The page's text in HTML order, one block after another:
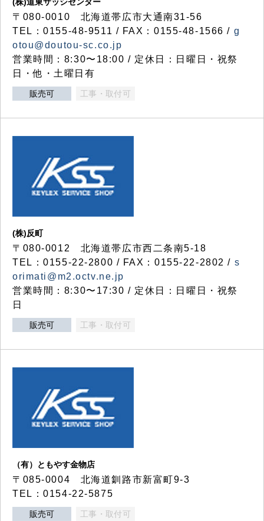
〒080-0010 北海道帯広市大通南31-56
TEL：0155-48-9511 / FAX：0155-48-1566 / g
otou@doutou-sc.co.jp
営業時間：8:30〜18:00 / 定休日：日曜日・祝祭
日・他・土曜日有
販売可 工事・取付可
(株)反町
〒080-0012 北海道帯広市西二条南5-18
TEL：0155-22-2800 / FAX：0155-22-2802 / s
orimati@m2.octv.ne.jp
営業時間：8:30〜17:30 / 定休日：日曜日・祝祭
日
販売可 工事・取付可
（有）ともやす金物店
〒085-0004 北海道釧路市新富町9-3
TEL：0154-22-5875
販売可 工事・取付可